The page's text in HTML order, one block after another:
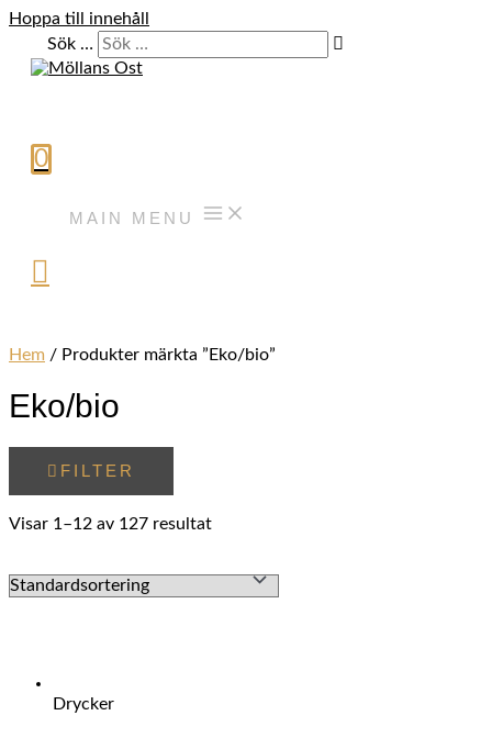
Hoppa till innehåll
Sök …
0
MAIN MENU
Hem / Produkter märkta ”Eko/bio”
Eko/bio
FILTER
Visar 1–12 av 127 resultat
Drycker